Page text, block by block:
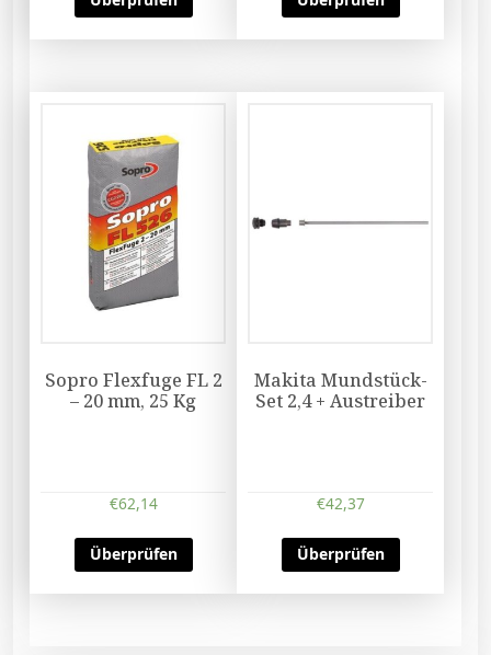
Sopro Flexfuge FL 2
– 20 mm, 25 Kg
€62,14
Überprüfen
Makita Mundstück-
Set 2,4 + Austreiber
€42,37
Überprüfen